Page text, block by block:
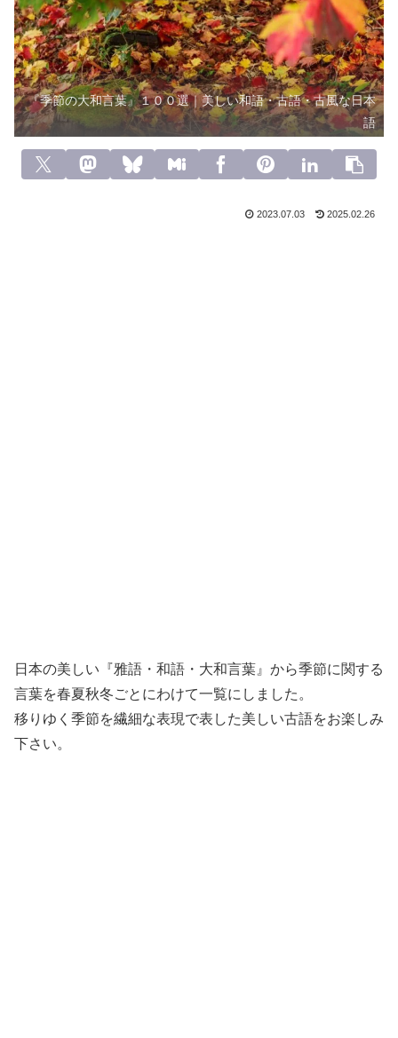
『季節の大和言葉』１００選｜美しい和語・古語・古風な日本
語
2023.07.03 2025.02.26
日本の美しい『雅語・和語・大和言葉』から季節に関する
言葉を春夏秋冬ごとにわけて一覧にしました。
移りゆく季節を繊細な表現で表した美しい古語をお楽しみ
下さい。